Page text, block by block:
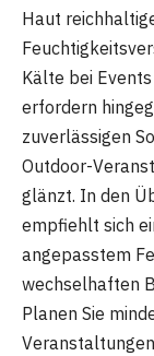
Haut
Kälte bei
erfordern
zuverlässigen
Outdoor-
glänzt. In den
empfiehlt sich
angepasstem
wechselhaften
Planen Sie